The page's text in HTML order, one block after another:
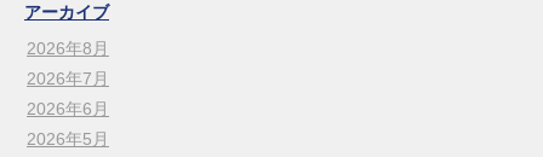
アーカイブ
2026年8月
2026年7月
2026年6月
2026年5月